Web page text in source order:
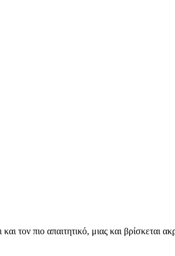
τον πιο απαιτητικό, μιας και βρίσκεται